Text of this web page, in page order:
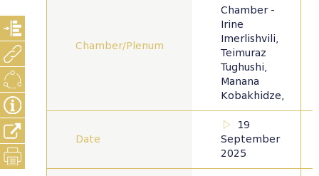
Chamber/Plenum
Chamber -
Irine
Imerlishvili,
Teimuraz
Tughushi,
Manana
Kobakhidze,
Date
19
September
2025